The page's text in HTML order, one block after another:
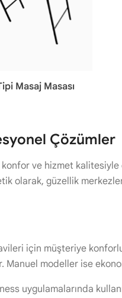
Masaj Masası
Çözümler
ve hizmet kalitesiyle
olarak, güzellik
için müşteriye
Manuel modeller ise
uygulamalarında